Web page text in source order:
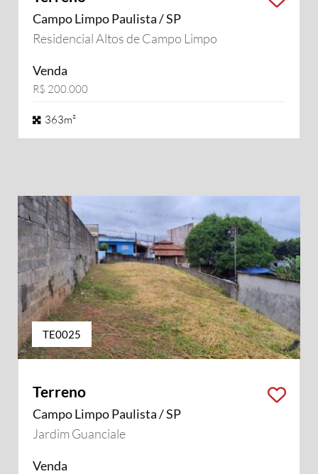
Campo Limpo Paulista / SP
Residencial Altos de Campo Limpo
Venda
R$ 200.000
363m²
TE0025
Terreno
Campo Limpo Paulista / SP
Jardim Guanciale
Venda